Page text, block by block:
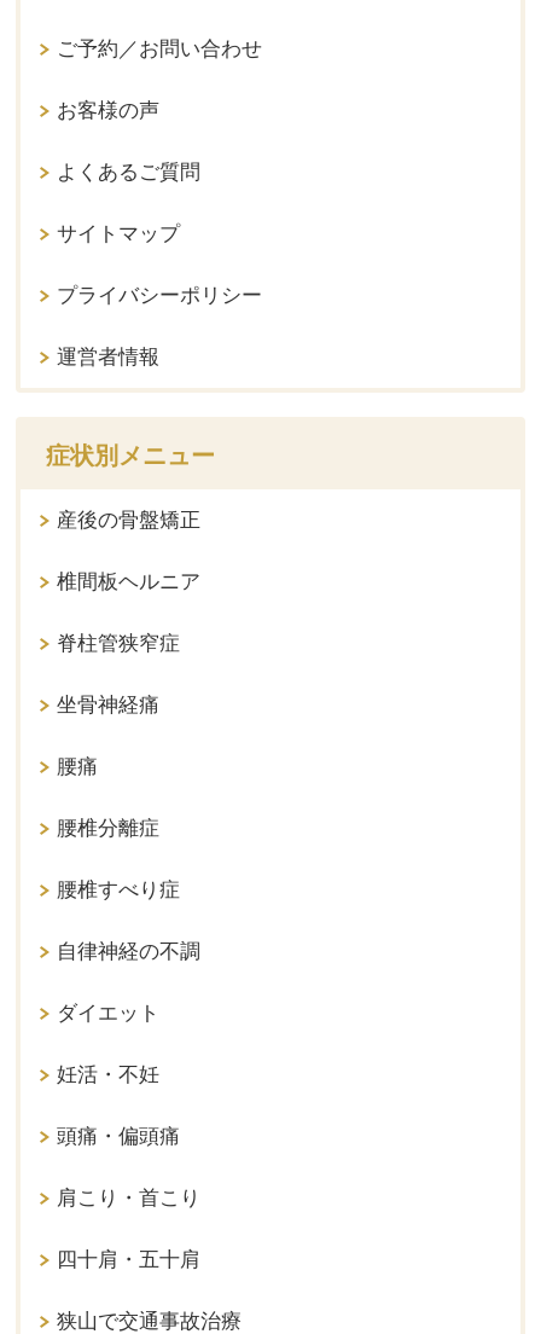
ご予約／お問い合わせ
お客様の声
よくあるご質問
サイトマップ
プライバシーポリシー
運営者情報
症状別メニュー
産後の骨盤矯正
椎間板ヘルニア
脊柱管狭窄症
坐骨神経痛
腰痛
腰椎分離症
腰椎すべり症
自律神経の不調
ダイエット
妊活・不妊
頭痛・偏頭痛
肩こり・首こり
四十肩・五十肩
狭山で交通事故治療